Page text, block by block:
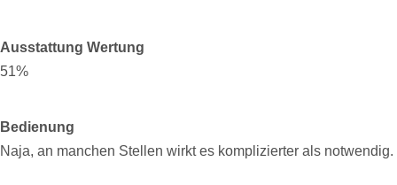
Ausstattung Wertung
51%
Bedienung
Naja, an manchen Stellen wirkt es komplizierter als notwendig.